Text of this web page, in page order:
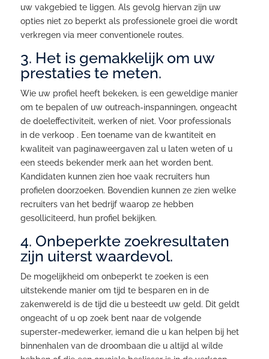
uw vakgebied te liggen. Als gevolg hiervan zijn uw
opties niet zo beperkt als professionele groei die wordt
verkregen via meer conventionele routes.
3. Het is gemakkelijk om uw
prestaties te meten.
Wie uw profiel heeft bekeken, is een geweldige manier
om te bepalen of uw outreach-inspanningen, ongeacht
de doeleffectiviteit, werken of niet. Voor professionals
in de verkoop . Een toename van de kwantiteit en
kwaliteit van paginaweergaven zal u laten weten of u
een steeds bekender merk aan het worden bent.
Kandidaten kunnen zien hoe vaak recruiters hun
profielen doorzoeken. Bovendien kunnen ze zien welke
recruiters van het bedrijf waarop ze hebben
gesolliciteerd, hun profiel bekijken.
4. Onbeperkte zoekresultaten
zijn uiterst waardevol.
De mogelijkheid om onbeperkt te zoeken is een
uitstekende manier om tijd te besparen en in de
zakenwereld is de tijd die u besteedt uw geld. Dit geldt
ongeacht of u op zoek bent naar de volgende
superster-medewerker, iemand die u kan helpen bij het
binnenhalen van de droombaan die u altijd al wilde